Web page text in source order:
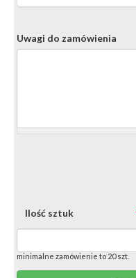
Uwagi do zamówienia
Ilość sztuk
minimalne zamówienie to 20 szt.